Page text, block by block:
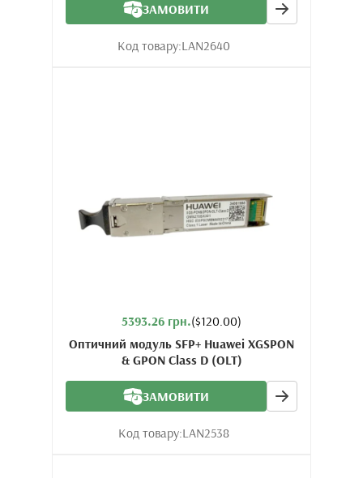
ЗАМОВИТИ
Код товару:LAN2640
5393.26 грн.($120.00)
Оптичний модуль SFP+ Huawei XGSPON
& GPON Class D (OLT)
ЗАМОВИТИ
Код товару:LAN2538